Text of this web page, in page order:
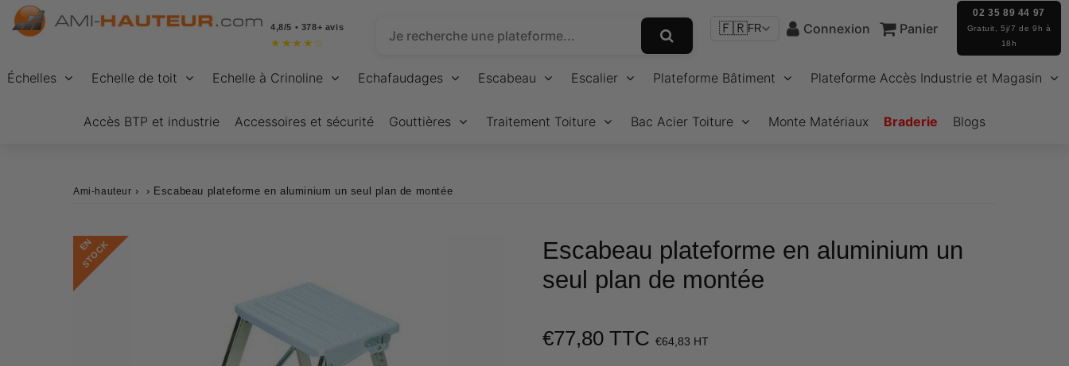
4,8/5 • 378+ avis
★ ★ ★ ★ ☆
🇫🇷FR Connexion Panier
02 35 89 44 97
Gratuit, 5j/7 de 9h à
18h
Échelles Echelle de toit Echelle à Crinoline Echafaudages Escabeau Escalier Plateforme Bâtiment Plateforme Accès Industrie et Magasin
Accès BTP et industrie Accessoires et sécurité Gouttières Traitement Toiture Bac Acier Toiture Monte Matériaux Braderie Blogs
Ami-hauteur › › Escabeau plateforme en aluminium un seul plan de montée
E
N
S
T
O
C
K
Escabeau plateforme en aluminium un
seul plan de montée
€77,80 TTC €64,83 HT